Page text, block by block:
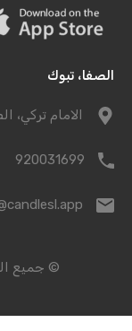
الصفا، تبوك
الامام تركي،
920031699
© جميع